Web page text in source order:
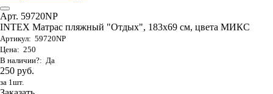
Арт. 59720NP
INTEX Матрас пляжный "Отдых", 183х69 см, цвета МИКС
Артикул: 59720NP
Цена: 250
В наличии?: Да
250 руб.
за 1шт.